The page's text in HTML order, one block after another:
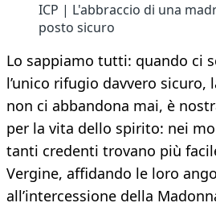
ICP | L'abbraccio di una
posto sicuro
Lo sappiamo tutti: quando ci
l’unico rifugio davvero sicuro,
non ci abbandona mai, è
per la vita dello spirito: nei
tanti credenti trovano più
Vergine, affidando le loro
all’intercessione della